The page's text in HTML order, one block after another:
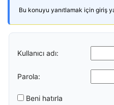
Bu konuyu yanıtlamak için giriş
Kullanıcı adı:
Parola:
Beni hatırla